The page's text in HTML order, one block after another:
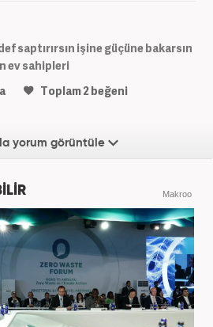
saptırırsın işine güçüne bakarsın
ev sahipleri
Toplam2beğeni
yorum görüntüle
Makroo